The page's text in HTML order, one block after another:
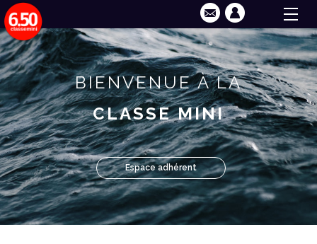
BIENVENUE À LA
CLASSE MINI
Espace adhérent